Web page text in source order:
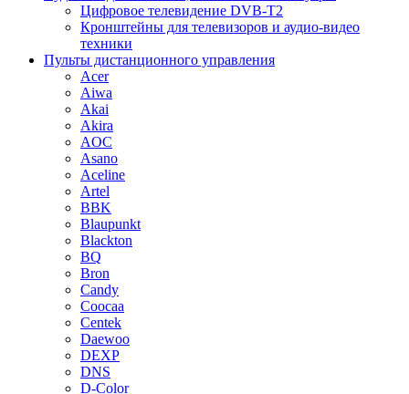
Цифровое телевидение DVB-T2
Кронштейны для телевизоров и аудио-видео
техники
Пульты дистанционного управления
Acer
Aiwa
Akai
Akira
AOC
Asano
Aceline
Artel
BBK
Blaupunkt
Blackton
BQ
Bron
Candy
Coocaa
Centek
Daewoo
DEXP
DNS
D-Color